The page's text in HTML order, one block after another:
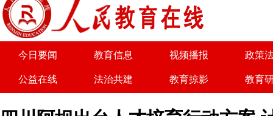
为了实现优势互补、共同发展，人民教育在线
今日要闻 教育信息 视频播报 政策
公益在线 法治共建 教育掠影 教育